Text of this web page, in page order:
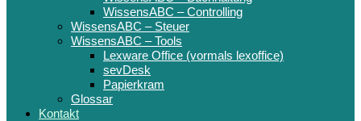
WissensABC – Controlling
WissensABC – Steuer
WissensABC – Tools
Lexware Office (vormals lexoffice)
sevDesk
Papierkram
Glossar
Kontakt